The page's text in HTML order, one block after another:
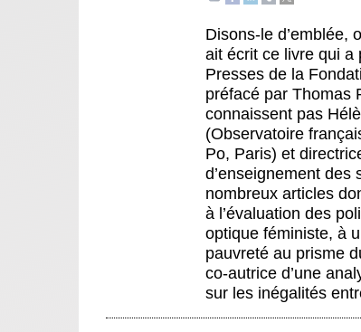
Disons-le d’emblée,
ait écrit ce livre qui a
Presses de la
préfacé par Thomas
connaissent pas
(Observatoire
Po, Paris) et
d’enseignement
nombreux articles
à l’évaluation des
optique féministe, à
pauvreté au prisme
co-autrice d’une
sur les inégalités